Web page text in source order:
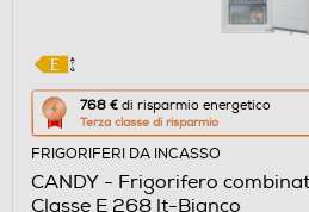
768 € di risparmio energetico
Terza classe di risparmio
Questa
azione
aprirà
il
FRIGORIFERI DA INCASSO
CANDY - Frigorifero
Classe E 268 lt-Bianco